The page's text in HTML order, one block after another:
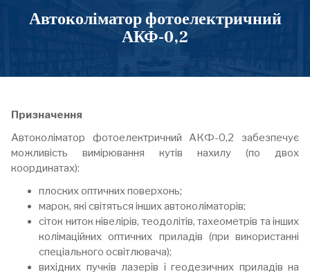
Автоколіматор фотоелектричний
АКФ-0,2
Призначення
Автоколіматор фотоелектричний АКФ-0,2 забезпечує
можливість вимірювання кутів нахилу (по двох
координатах):
плоских оптичних поверхонь;
марок, які світяться інших автоколіматорів;
сіток ниток нівелірів, теодолітів, тахеометрів та інших
колімаційних оптичних приладів (при використанні
спеціального освітлювача);
вихідних пучків лазерів і геодезичних приладів на